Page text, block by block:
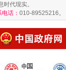
花
代现实。
话： 010-89525216。